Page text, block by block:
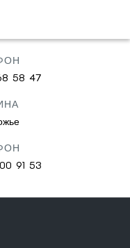
авто
58 47
91 53